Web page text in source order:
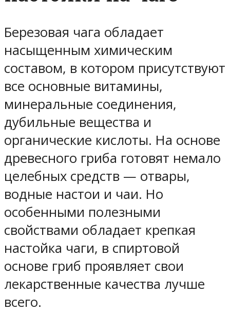
Березовая чага обладает
насыщенным химическим
составом, в котором присутствуют
все основные витамины,
минеральные соединения,
дубильные вещества и
органические кислоты. На основе
древесного гриба готовят немало
целебных средств — отвары,
водные настои и чаи. Но
особенными полезными
свойствами обладает крепкая
настойка чаги, в спиртовой
основе гриб проявляет свои
лекарственные качества лучше
всего.